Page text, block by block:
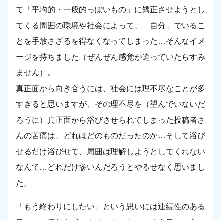
て「平均的・一般的っぽいもの」に矯正させようとし
てくる周囲の環境や社会によって、「自分」でいるこ
とを手放さざるを得なくなってしまった…そんなイメ
ージを持ちました（ぜんぜん感覚が違っていたらすみ
ません）。
真正面から向き合うには、社会には理不尽なことが多
すぎると思いますが、その理不尽を（望んでいないだ
ろうに）真正面から浴びさせられてしまった投稿者さ
んの苦痛は、どれほどのものだったのか…そして浴び
せるだけ浴びせて、周囲は理解しようとしてくれない
なんて…どれだけ惨いんだろうとやるせなく思いまし
た。
「もう終わりにしたい」という思いには連続性のある